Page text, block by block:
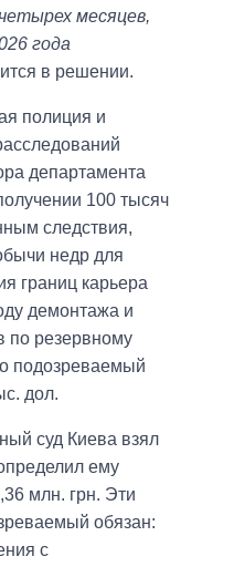
месяцев,
года
в решении.
полиция и
департамента
100 тысяч
следствия,
недр для
границ карьера
демонтажа и
по резервному
подозреваемый
дол.
суд Киева взял
ему
млн. грн. Эти
обязан:
с